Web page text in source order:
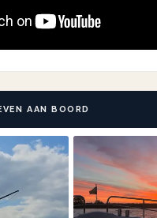
AAN BOORD